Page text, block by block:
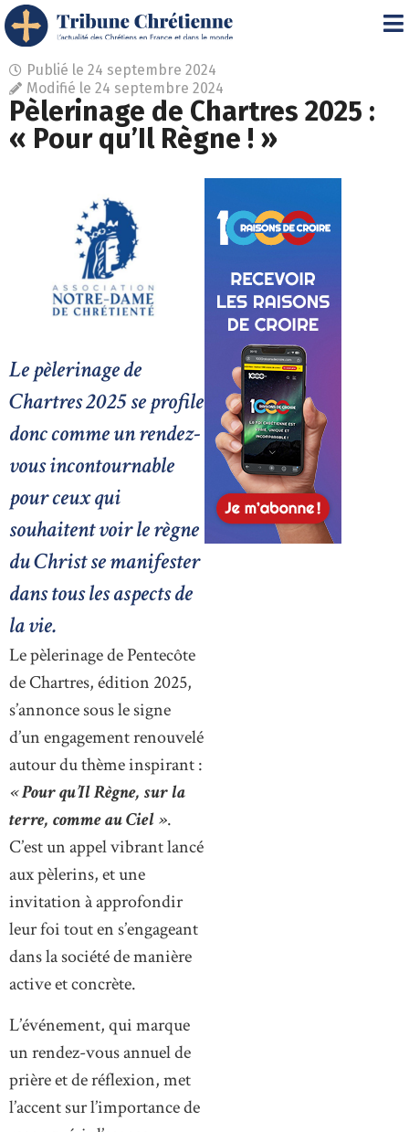
Publié le 24 septembre 2024
Modifié le 24 septembre 2024
Pèlerinage de Chartres 2025 :
« Pour qu’Il Règne ! »
Le pèlerinage de
Chartres 2025 se profile
donc comme un rendez-
vous incontournable
pour ceux qui
souhaitent voir le règne
du Christ se manifester
dans tous les aspects de
la vie.
Le pèlerinage de Pentecôte
de Chartres, édition 2025,
s’annonce sous le signe
d’un engagement renouvelé
autour du thème inspirant :
« Pour qu’Il Règne, sur la
terre, comme au Ciel ».
C’est un appel vibrant lancé
aux pèlerins, et une
invitation à approfondir
leur foi tout en s’engageant
dans la société de manière
active et concrète.
L’événement, qui marque
un rendez-vous annuel de
prière et de réflexion, met
l’accent sur l’importance de